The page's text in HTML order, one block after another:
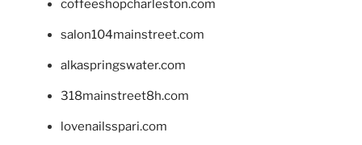
coffeeshopcharleston.com
salon104mainstreet.com
alkaspringswater.com
318mainstreet8h.com
lovenailsspari.com